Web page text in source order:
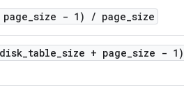
_size - 1) / page_size
_table_size + page_size - 1)